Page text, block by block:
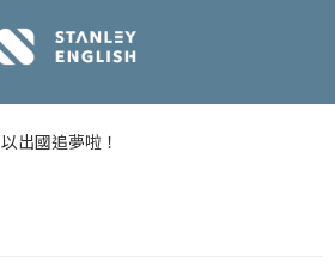
出國追夢啦！